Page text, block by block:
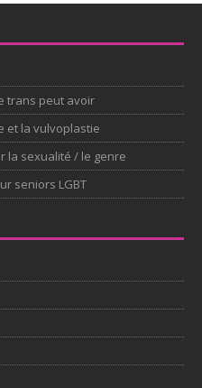
trans peut avoir
et la vulvoplastie
la sexualité / le genre
seniors LGBT